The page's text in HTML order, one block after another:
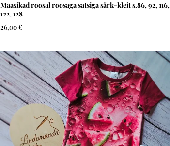
Maasikad roosal roosaga satsiga särk-kleit s.86, 92, 116,
122, 128
26,00 €